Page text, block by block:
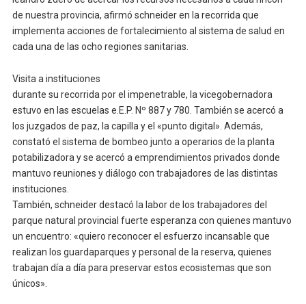
de nuestra provincia, afirmó schneider en la recorrida que
implementa acciones de fortalecimiento al sistema de salud en
cada una de las ocho regiones sanitarias.
Visita a instituciones
durante su recorrida por el impenetrable, la vicegobernadora
estuvo en las escuelas e.E.P. Nº 887 y 780. También se acercó a
los juzgados de paz, la capilla y el «punto digital». Además,
constató el sistema de bombeo junto a operarios de la planta
potabilizadora y se acercó a emprendimientos privados donde
mantuvo reuniones y diálogo con trabajadores de las distintas
instituciones.
También, schneider destacó la labor de los trabajadores del
parque natural provincial fuerte esperanza con quienes mantuvo
un encuentro: «quiero reconocer el esfuerzo incansable que
realizan los guardaparques y personal de la reserva, quienes
trabajan día a día para preservar estos ecosistemas que son
únicos».